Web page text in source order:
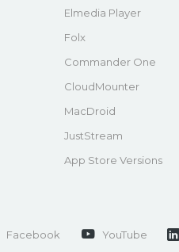
Elmedia Player
Folx
Commander One
CloudMounter
MacDroid
JustStream
App Store Versions
Facebook YouTube